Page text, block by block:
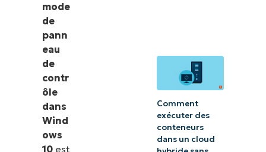
mode
de
pann
eau
de
contr
ôle
dans
Wind
ows
10 est
Comment
exécuter des
conteneurs
dans un cloud